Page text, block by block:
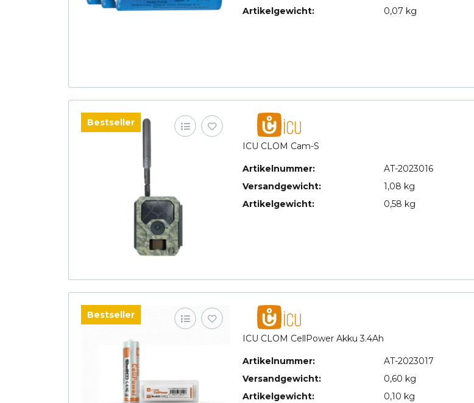
Artikelgewicht:
0,07 kg
Bestseller
ICU CLOM Cam-S
Artikelnummer:
AT-2023016
Versandgewicht:
1,08 kg
Artikelgewicht:
0,58 kg
Bestseller
ICU CLOM CellPower Akku 3.4Ah
Artikelnummer:
AT-2023017
Versandgewicht:
0,60 kg
Artikelgewicht:
0,10 kg